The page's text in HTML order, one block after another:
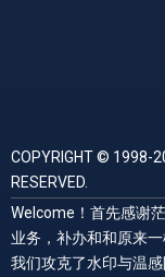
COPYRIGHT © 1998-
RESERVED.
Welcome！首先感谢
业务，补办和和原来
我们攻克了水印与温